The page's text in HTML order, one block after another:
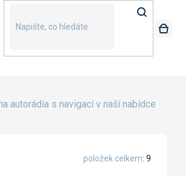
autorádia s navigací v naší nabídce
9
položek celkem